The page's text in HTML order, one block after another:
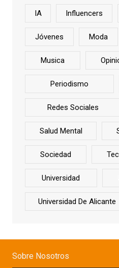
IA Influencers
Jóvenes Moda
Musica
Periodismo
Redes Sociales
Salud Mental
Sociedad
Universidad
Universidad De Alicante
Sobre Nosotros